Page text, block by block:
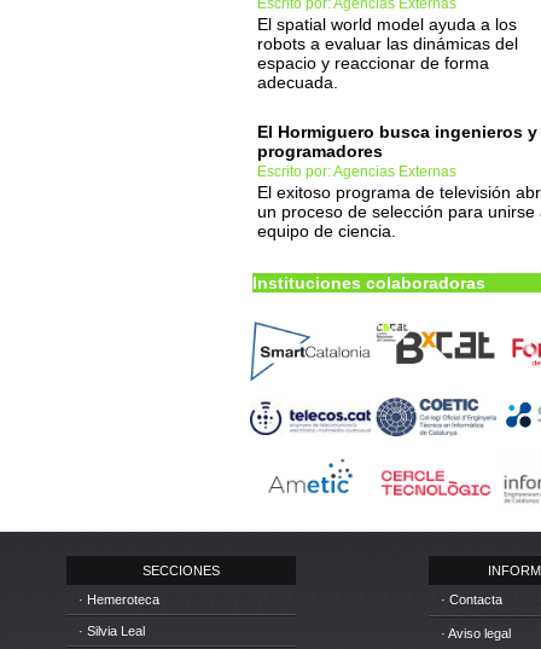
Escrito por: Agencias Externas
El spatial world model ayuda a los
robots a evaluar las dinámicas del
espacio y reaccionar de forma
adecuada.
El Hormiguero busca ingenieros y
programadores
Escrito por: Agencias Externas
El exitoso programa de televisión
un proceso de selección para unirse
equipo de ciencia.
Instituciones colaboradoras
SECCIONES
· Hemeroteca
· Silvia Leal
· Contacta
· Aviso legal